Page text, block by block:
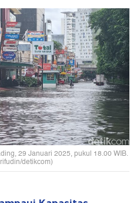
29 Januari 2025, pukul 18.00 WIB.
detikcom)